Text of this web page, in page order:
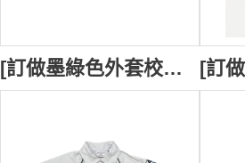
[訂做墨綠色外套校服] | 一字袋口款式設計 | 拉鏈設計 | Valentine Public School | 校服供應商 SU411